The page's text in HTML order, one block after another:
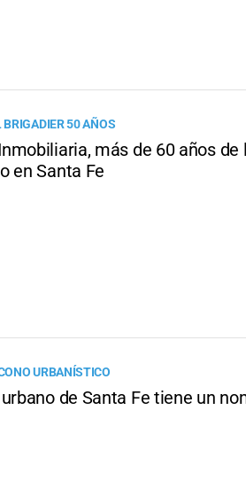
BRIGADIER 50 AÑOS
más de 60 años
en Santa Fe
URBANÍSTICO
de Santa Fe tiene un